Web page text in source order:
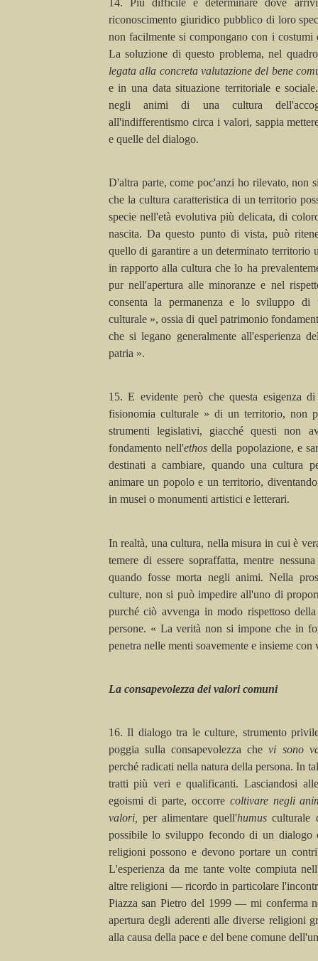
riconoscimento giuridico pubblico di loro
non facilmente si compongano con i
La soluzione di questo problema, nel
legata alla concreta valutazione del bene
e in una data situazione territoriale e
negli animi di una cultura
all'indifferentismocirca i valori, sappia
e quelle del dialogo.
D'altra parte, comepoc'anzi ho rilevato, non
che la cultura caratteristica di un territorio
specie nell'età evolutiva più delicata, di
nascita. Da questo punto di vista, può
quello di garantire a un determinato territorio
in rapporto alla cultura che lo ha
pur nell'apertura alle minoranze e nel
consenta la permanenza e lo sviluppo di
culturale », ossia di quel patrimonio
che si legano generalmente all'esperienza
patria ».
15. E evidente però che questa esigenza
fisionomia culturale » di un territorio, non
strumenti legislativi, giacché questi non
fondamento nell'ethosdella popolazione, e
destinati a cambiare, quando una cultura
animare un popolo e un territorio,
in musei o monumenti artistici e letterari.
In realtà, una cultura, nella misura in cui è
temere di essere sopraffatta, mentre
quando fosse morta negli animi. Nella
culture, non si può impedire all'uno di
purché ciò avvenga in modo rispettoso
persone. « La verità non si impone che in
penetra nelle menti soavemente e insieme con
La consapevolezza dei valori comuni
16. Il dialogo tra le culture, strumento
poggia sulla consapevolezza chevi sono
perché radicati nella natura della persona. In
tratti più veri e qualificanti. Lasciandosi
egoismi di parte, occorre coltivare negli
valori, per alimentarequell'humusculturale
possibile lo sviluppo fecondo di un dialogo
religioni possono e devono portare un
L'esperienza da me tante volte compiuta
altre religioni — ricordo in particolare
Piazza san Pietro del 1999 — mi conferma
apertura degli aderenti alle diverse religioni
alla causa della pace e del bene comune